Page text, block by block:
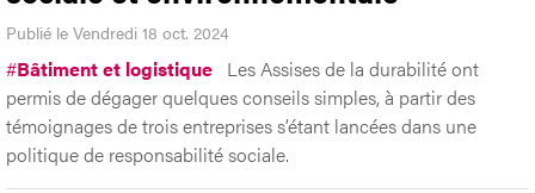
Publié le Vendredi 18 oct. 2024
#Bâtiment et logistique Les Assises de la durabilité ont
permis de dégager quelques conseils simples, à partir des
témoignages de trois entreprises s’étant lancées dans une
politique de responsabilité sociale.